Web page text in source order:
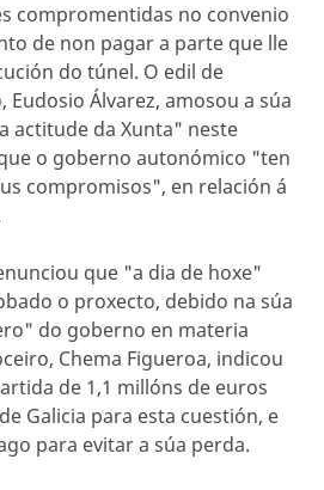
compromentidas no convenio
de non pagar a parte que lle
do túnel. O edil de
Álvarez, amosou a súa
actitude da Xunta" neste
o goberno autonómico "ten
compromisos", en relación á
que "a dia de hoxe"
o proxecto, debido na súa
do goberno en materia
Chema Figueroa, indicou
de 1,1 millóns de euros
Galicia para esta cuestión, e
para evitar a súa perda.